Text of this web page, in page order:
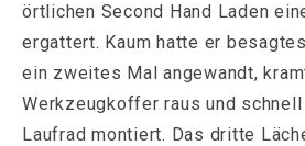
örtlichen Second Hand Laden
ergattert. Kaum hatte er
ein zweites Mal angewandt,
Werkzeugkoffer raus und
Laufrad montiert. Das dritte